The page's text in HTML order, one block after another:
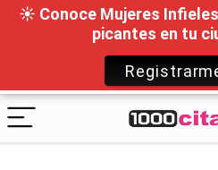
☀ Conoce Mujeres
picantes en tu